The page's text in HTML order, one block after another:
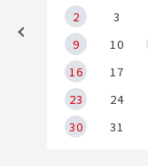
2
3
9
10
16
17
23
24
30
31